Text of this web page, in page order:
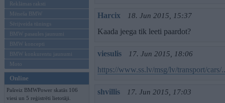
Reklāmas raksti
Mēneša BMW
Sērijveida tūnings
BMW pasaules jaunumi
BMW koncepti
BMW konkurentu jaunumi
Moto
Online
Pašreiz BMWPower skatās 106
viesi un 5 reģistrēti lietotāji.
Harcix 18. Jun 2015, 15:37
Kaada jeega tik leeti paardot?
viesulis 17. Jun 2015, 18:06
https://www.ss.lv/msg/lv/transport/
shvillis 17. Jun 2015, 17:03